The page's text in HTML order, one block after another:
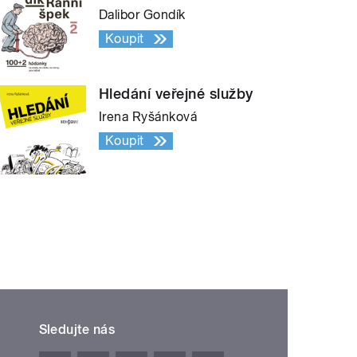
Dalibor Gondík
Koupit
Hledání veřejné služby
Irena Ryšánková
Koupit
Sledujte nás